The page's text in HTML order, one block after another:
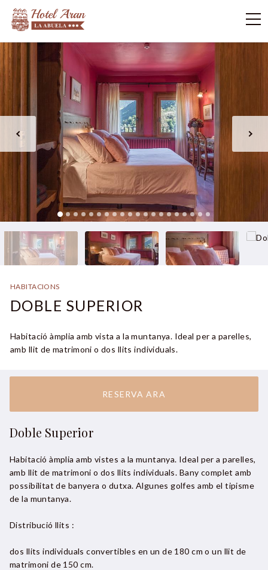
HABITACIONS
DOBLE SUPERIOR
Habitació àmplia amb vista a la muntanya. Ideal per a parelles,
amb llit de matrimoni o dos llits individuals.
RESERVA ARA
Doble Superior
Habitació àmplia amb vistes a la muntanya. Ideal per a parelles,
amb llit de matrimoni o dos llits individuals. Bany complet amb
possibilitat de banyera o dutxa. Algunes golfes amb el tipisme
de la muntanya.
Distribució llits :
dos llits individuals convertibles en un de 180 cm o un llit de
matrimoni de 150 cm.